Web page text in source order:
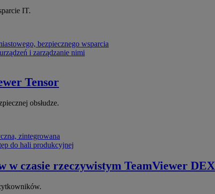
IT.
bezpiecznego wsparcia
i zarządzanie nimi
Tensor
obsłudze.
zintegrowana
do hali produkcyjnej
w czasie rzeczywistym TeamViewer DEX